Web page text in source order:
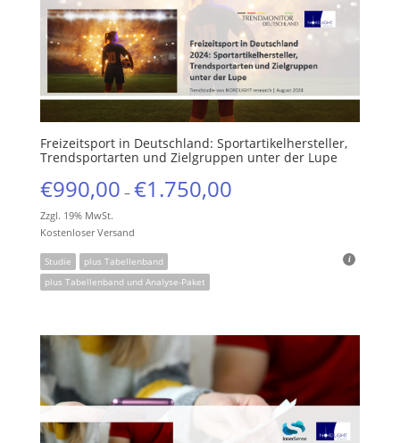
Freizeitsport in Deutschland: Sportartikelhersteller,
Trendsportarten und Zielgruppen unter der Lupe
€990,00 – €1.750,00
Zzgl. 19% MwSt.
Kostenloser Versand
Studie
plus Tabellenband
plus Tabellenband und Analyse-Paket